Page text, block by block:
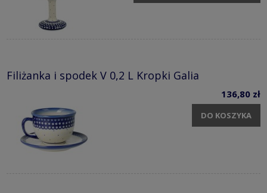
Filiżanka i spodek V 0,2 L Kropki Galia
136,80 zł
DO KOSZYKA